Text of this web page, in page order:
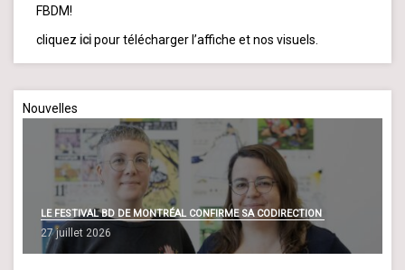
FBDM!
cliquez icipour télécharger l’affiche et nos visuels.
Nouvelles
LE FESTIVAL BD DE MONTRÉAL CONFIRME SA CODIRECTION
27 juillet 2026